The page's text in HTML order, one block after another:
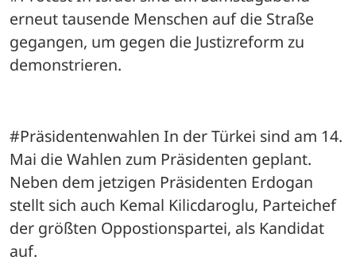
erneut tausende Menschen auf die Straße
gegangen, um gegen die Justizreform zu
demonstrieren.
#Präsidentenwahlen In der Türkei sind am 14.
Mai die Wahlen zum Präsidenten geplant.
Neben dem jetzigen Präsidenten Erdogan
stellt sich auch Kemal Kilicdaroglu, Parteichef
der größten Oppostionspartei, als Kandidat
auf.